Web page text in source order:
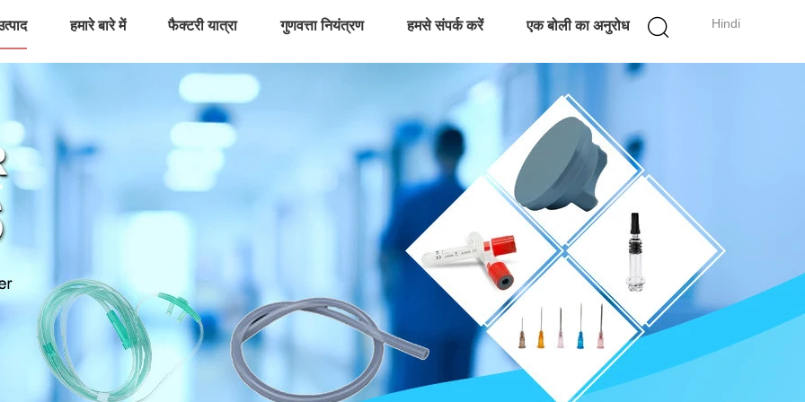
Hindi
हमारे बारे में फैक्टरी यात्रा गुणवत्ता नियंत्रण हमसे संपर्क करें एक बोली का अनुरोध